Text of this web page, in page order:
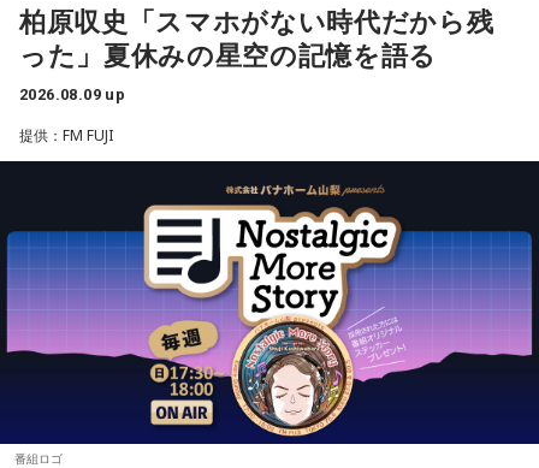
【新番組概要】
■番組名： 『めちゃめちゃカリスマなラジオ』
■放送日時： 2026年秋 ※放送日時詳細は後日発表
■出演： 小野友樹、山中真尋、福原かつみ、細田健太、日向
■メールアドレス： charisma@joqr.net
■番組ハッシュタグ： #カリラジ
■QloveR番組ページ： https://qlover.jp/charisma ※月額
660円（税込）
■番組告知映像： https://youtu.be/fjp-_Nw_6AQ
【8位】獅子座（しし座）
目標やゴールを決めて、そこまでの道のりを計画していくと
◎。冷静に判断し行動できると、自分が求めているものに近
づけるようです。先輩などの話に耳を傾けるのも良いでしょ
他者に期待しすぎず、何かやってくれたことに対して喜べる
と上手くいきそう。自分の心のあり方や時間の使い方を見直
してみて。仕事場などの掃除をすれば集中力がアップできる
ようです。
【10位】双子座（ふたご座）
映画や音楽など、芸術表現に触れると心が癒されていくよう
です。美を感じられると、トゲトゲした気持ちも丸くなりそ
う。今日は、日ごろからお世話になっている人や大切な人と
い気持ちを前に出して、行動していくと良いでしょう。気に
なる相手にも自信を持って接するようにしましょう。
【2位】蠍座（さそり座）
ラッキーなことが起こりそう。周りからの評価も上がって、
充実感を覚えるようです。努力などが認められると、心も落
ち着いて穏やかになれることでしょう。交友関係も好調なの
で、良い縁ができるかも。
【3位】魚座（うお座）
心の中にあった、わだかまりを解消できるようです。ほっと
できると、自分らしく活動できることでしょう。恋愛に対し
ても前向きになれそう。情熱的な相手を通して自分自身も成
長できるようです。
【4位】乙女座（おとめ座）
思い切りの良さを大事にしてみましょう。出かけるときは、
柏原収史「スマホがない時代だから残
った」夏休みの星空の記憶を語る
2026.08.09 up
提供：FM FUJI
番組ロゴ